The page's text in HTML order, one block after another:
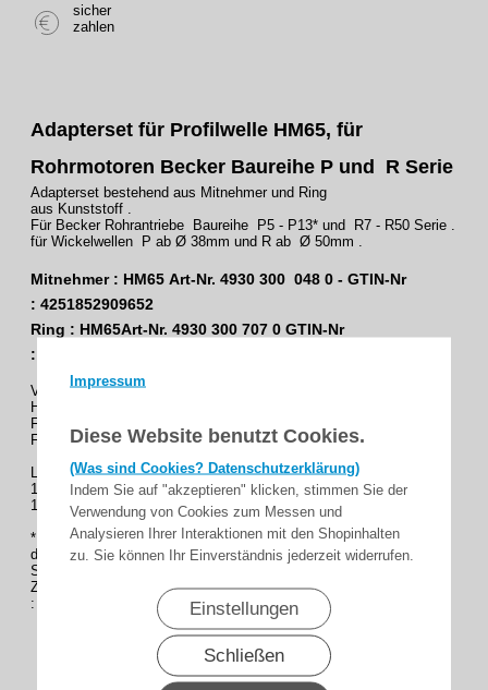
Impressum
Diese Website benutzt Cookies.
(Was sind Cookies? Datenschutzerklärung)
Indem Sie auf "akzeptieren" klicken, stimmen Sie der
Verwendung von Cookies zum Messen und
Analysieren Ihrer Interaktionen mit den Shopinhalten
zu. Sie können Ihr Einverständnis jederzeit widerrufen.
Einstellungen
Schließen
sicher
zahlen
Adapterset für Profilwelle HM65, für
Rohrmotoren Becker Baureihe P und R Serie
Adapterset bestehend aus Mitnehmer und Ring
aus Kunststoff .
Für Becker Rohrantriebe Baureihe P5 - P13* und R7 - R50 Serie .
für Wickelwellen P ab Ø 38mm und R ab Ø 50mm .
Mitnehmer : HM65 Art-Nr. 4930 300 048 0 - GTIN-Nr
: 4251852909652
Ring : HM65Art-Nr. 4930 300 707 0 GTIN-Nr
: 4251852909584
Verwendungszweck : Rollladen
Hersteller : Hoos,Metalpreß,Weisbender
Für Rohrantriebe : P5 - P13* und R7 - R50
Für Wickelwellen Typ: Profilwelle Ø 65mm
Lieferumfang :
1 x Mitnehmer
1 x Ring
* Für Becker Rohrmotoren der Baureihe P, P5 - P13 benötigen Sie
den Zwischenring.
Sie finden es unten als Zubehör .
Zwischenring 50x1,5 Art-Nr. 4930 300 102 0 - GTIN-Nr
: 4251852911068